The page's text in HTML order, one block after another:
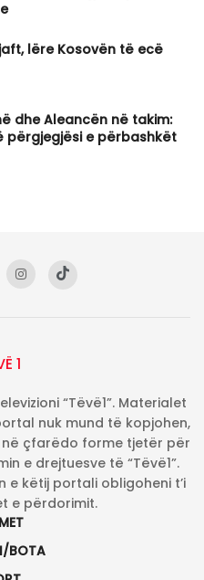
lëre Kosovën të ecë
dhe Aleancën në takim:
përgjegjësi e përbashkët
1
“Tëvë1”. Materialet
nuk mund të kopjohen,
çfarëdo forme tjetër për
e drejtuesve të “Tëvë1”.
e këtij portali obligoheni t’i
e përdorimit.
BOTA